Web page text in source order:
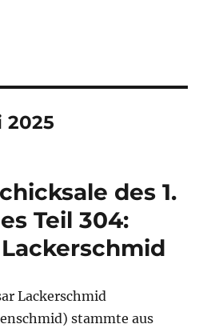
2025
des 1.
Teil 304:
Lackerschmid
stammte aus